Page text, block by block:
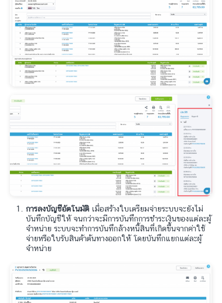
การลงบัญชีอัตโนมัติ เมื่อสร้างใบเตรียมจ่ายระบบจะยังไม่
บันทึกบัญชีให้ จนกว่าจะมีการบันทึกการชำระเงินของแต่ละผู้
จำหน่าย ระบบจะทำการบันทึกล้างหนี้สินที่เกิดขึ้นจากค่าใช้
จ่ายหรือใบรับสินค้าต้นทางออกให้ โดยบันทึกแยกแต่ละผู้
จำหน่าย